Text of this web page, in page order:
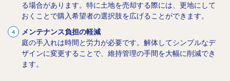
る場合があります。特に土地を売却する際には、更地にして
おくことで購入希望者の選択肢を広げることができます。
メンテナンス負担の軽減
庭の手入れは時間と労力が必要です。解体してシンプルなデ
ザインに変更することで、維持管理の手間を大幅に削減でき
ます。